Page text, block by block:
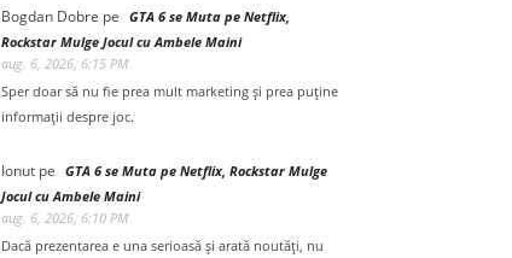
Bogdan Dobre pe GTA 6 se Muta pe Netflix,
Rockstar Mulge Jocul cu Ambele Maini
aug. 6, 2026, 6:15 PM
Sper doar să nu fie prea mult marketing și prea puține
informații despre joc.
Ionut pe GTA 6 se Muta pe Netflix, Rockstar Mulge
Jocul cu Ambele Maini
aug. 6, 2026, 6:10 PM
Dacă prezentarea e una serioasă și arată noutăți, nu